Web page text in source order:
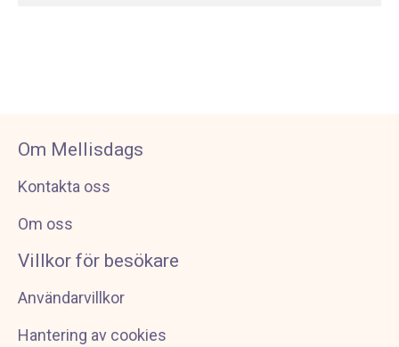
Om Mellisdags
Kontakta oss
Om oss
Villkor för besökare
Användarvillkor
Hantering av cookies